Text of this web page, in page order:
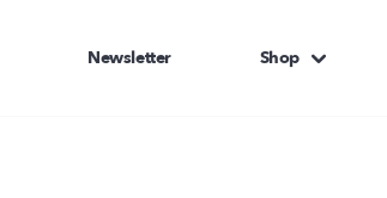
Newsletter Shop